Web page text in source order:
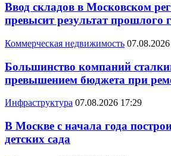
Ввод складов в Московском
превысит результат прошлого
Коммерческая недвижимость
Большинство компаний
превышением бюджета при
Инфраструктура 07.08.2026 17:29
В Москве с начала года
детских сада